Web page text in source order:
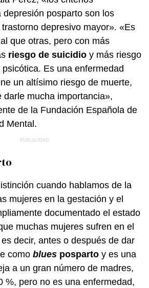
depresión posparto son los
depresivo mayor». «Es
que otras, pero con más
riesgo de suicidio y más riesgo
Es una enfermedad
un altísimo riesgo de muerte,
darle mucha importancia»,
de la Fundación Española de
Mental.
cuando hablamos de la
mujeres en la gestación y el
documentado el estado
muchas mujeres sufren en el
decir, antes o después de dar
como blues posparto y es una
a un gran número de madres,
%, pero no es una enfermedad,